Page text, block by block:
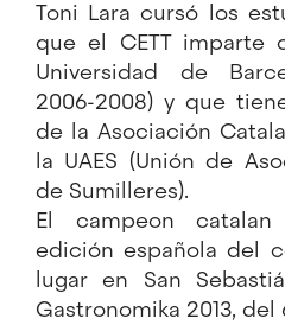
Toni Lara cursó los
que el CETT imparte
Universidad de
2006-2008) y que
de la Asociación
la UAES (Unión de
de Sumilleres).
El campeon
edición española del
lugar en San
Gastronomika 2013,